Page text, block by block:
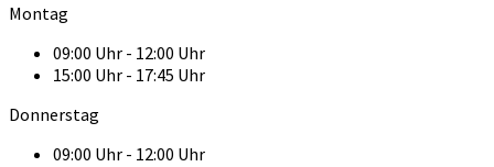
Montag
09:00 Uhr - 12:00 Uhr
15:00 Uhr - 17:45 Uhr
Donnerstag
09:00 Uhr - 12:00 Uhr